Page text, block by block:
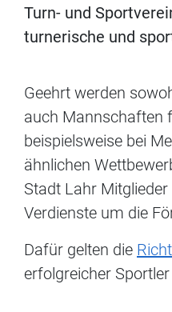
Turn- und
turnerische und
Geehrt werden
auch Mannschaften
beispielsweise bei
ähnlichen
Stadt Lahr
Verdienste um die
Dafür gelten die
erfolgreicher